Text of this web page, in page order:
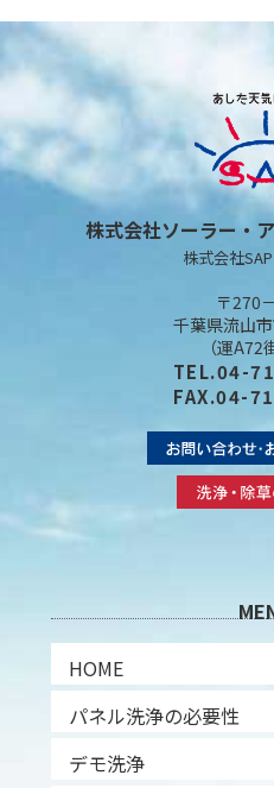
イ
株式会社ソーラー・
株式会社
〒270
千葉県流山
（運A72
TEL.04-
FAX.04-
HOME
パネル洗浄の必要性
デモ洗浄